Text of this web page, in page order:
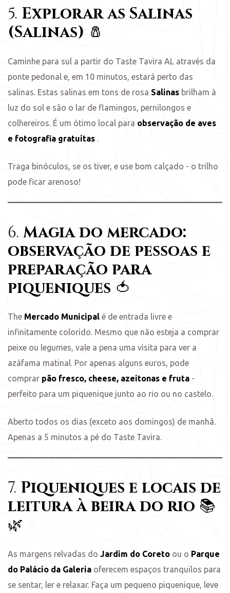
5. Explorar as Salinas
(Salinas) 🧂
Caminhe para sul a partir do Taste Tavira AL através da
ponte pedonal e, em 10 minutos, estará perto das
salinas. Estas salinas em tons de rosa Salinas brilham à
luz do sol e são o lar de flamingos, pernilongos e
colhereiros. É um ótimo local para observação de aves
e fotografia gratuitas .
Traga binóculos, se os tiver, e use bom calçado - o trilho
pode ficar arenoso!
6. Magia do mercado:
observação de pessoas e
preparação para
piqueniques 🍅
The Mercado Municipal é de entrada livre e
infinitamente colorido. Mesmo que não esteja a comprar
peixe ou legumes, vale a pena uma visita para ver a
azáfama matinal. Por apenas alguns euros, pode
comprar pão fresco, cheese, azeitonas e fruta -
perfeito para um piquenique junto ao rio ou no castelo.
Aberto todos os dias (exceto aos domingos) de manhã.
Apenas a 5 minutos a pé do Taste Tavira.
7. Piqueniques e locais de
leitura à beira do rio 📚
🌿
As margens relvadas do Jardim do Coreto ou o Parque
do Palácio da Galeria oferecem espaços tranquilos para
se sentar, ler e relaxar. Faça um pequeno piquenique, leve